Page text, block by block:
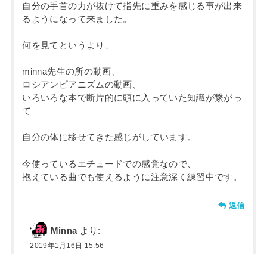
自分の手首の力が抜けて指先に重みを感じる事が出来
るようになって来ました。
何を見てというより、
minna先生の所の動画、
ロシアンピアニズムの動画、
いろいろな本で断片的に頭に入っていた知識が繋がっ
て
自分の体に移せてきた感じがしています。
今使っているエチュードでの感覚なので、
抱えている曲でも使えるように注意深く練習中です。
返信
Minna より:
2019年1月16日 15:56